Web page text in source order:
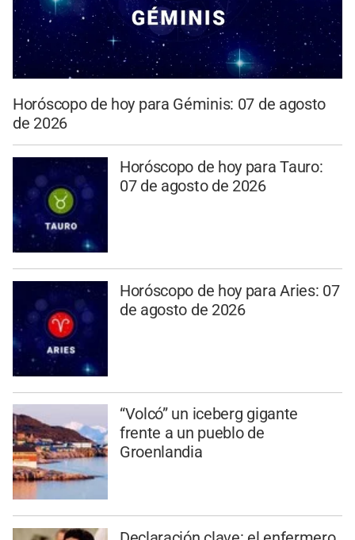
Horóscopo de hoy para Géminis: 07 de agosto
de 2026
Horóscopo de hoy para Tauro:
07 de agosto de 2026
Horóscopo de hoy para Aries: 07
de agosto de 2026
“Volcó” un iceberg gigante
frente a un pueblo de
Groenlandia